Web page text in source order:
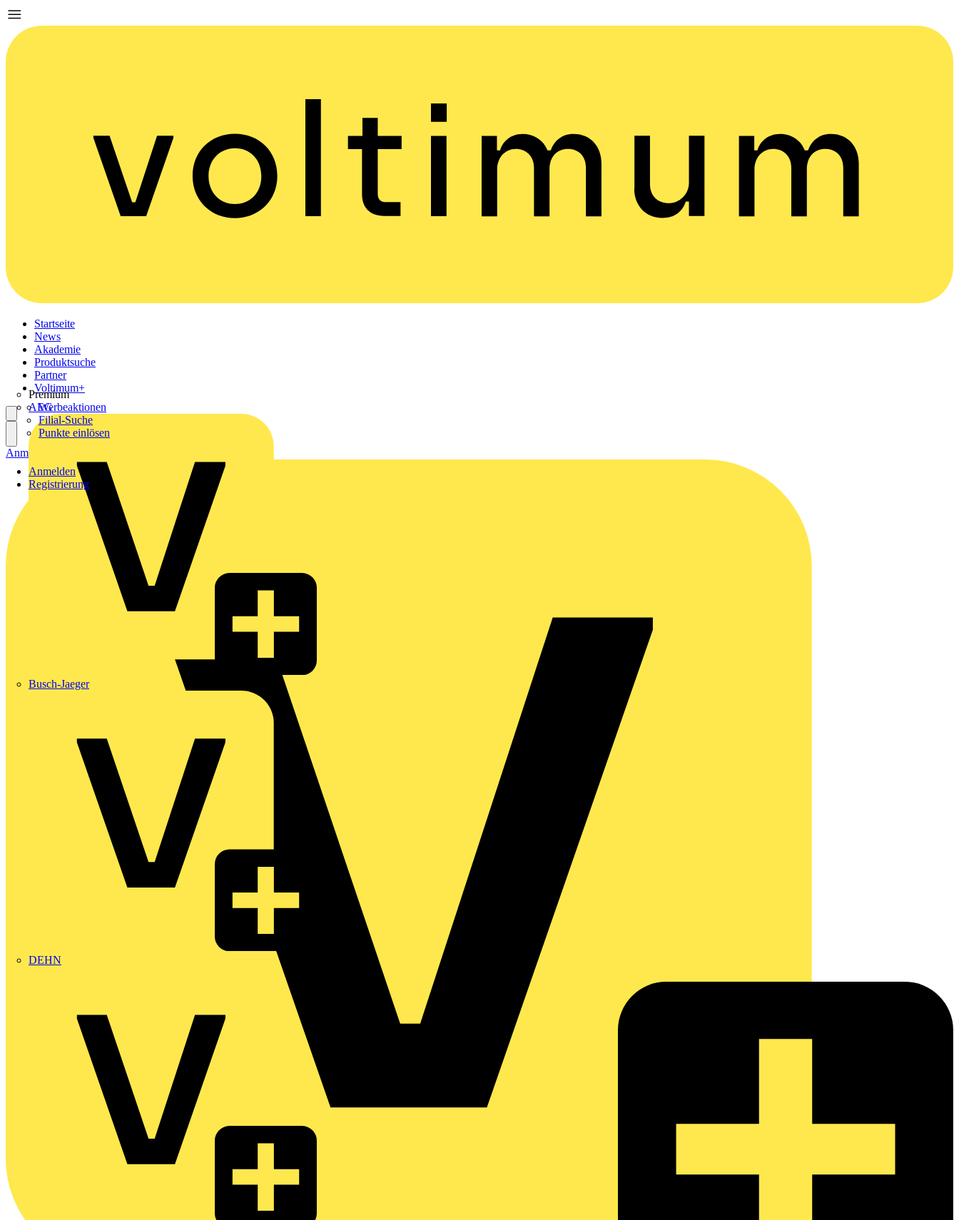
Startseite
News
Akademie
Produktsuche
Partner
Premium
AEG
Busch-Jaeger
DEHN
Voltimum+
Werbeaktionen
Filial-Suche
Punkte einlösen
Anmelden
Registrierung
Anmelden